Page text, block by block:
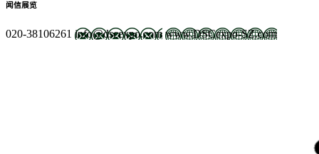
闻信展览
020-38106261 info@dscexpo.com www.DSCexpo-SZ.com